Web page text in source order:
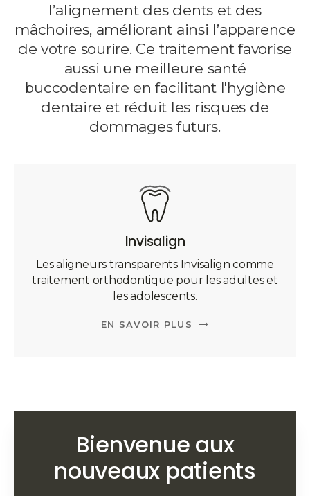
l’alignement des dents et des
mâchoires, améliorant ainsi l’apparence
de votre sourire. Ce traitement favorise
aussi une meilleure santé
buccodentaire en facilitant l'hygiène
dentaire et réduit les risques de
dommages futurs.
Invisalign
Les aligneurs transparents Invisalign comme
traitement orthodontique pour les adultes et
les adolescents.
EN SAVOIR PLUS
Bienvenue aux
nouveaux patients